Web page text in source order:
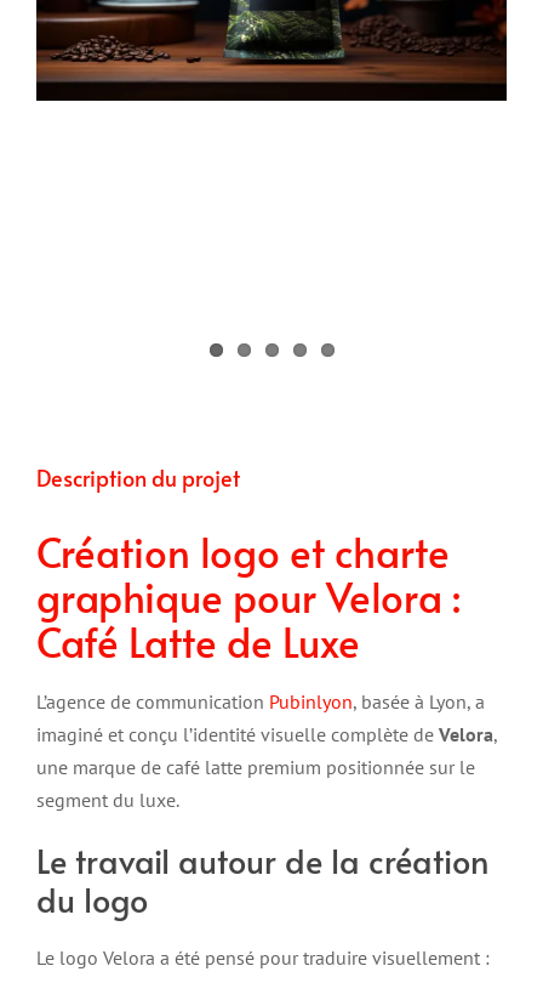
Description du projet
Création logo et charte
graphique pour Velora :
Café Latte de Luxe
L’agence de communication Pubinlyon, basée à Lyon, a
imaginé et conçu l’identité visuelle complète de Velora,
une marque de café latte premium positionnée sur le
segment du luxe.
Le travail autour de la création
du logo
Le logo Velora a été pensé pour traduire visuellement :